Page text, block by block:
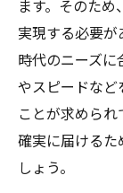
ます。そのた
実現する必要
時代のニーズ
やスピードな
ことが求めら
確実に届ける
しょう。